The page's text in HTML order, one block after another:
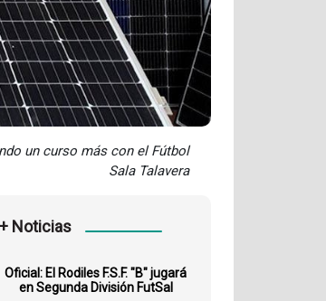
un curso más con el Fútbol
Sala Talavera
+ Noticias
Oficial: El Rodiles F.S.F. "B" jugará
en Segunda División FutSal